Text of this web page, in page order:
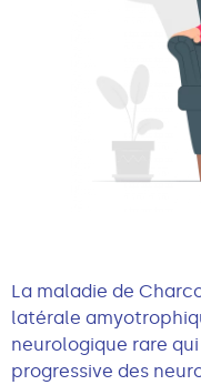
La maladie de
latérale
neurologique rare
progressive des